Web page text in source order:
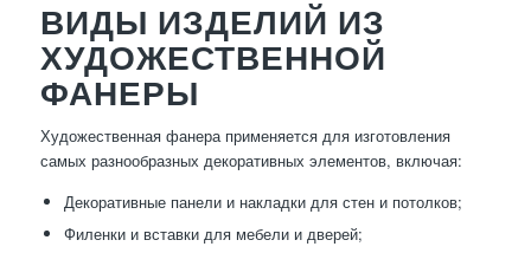
ВИДЫ ИЗДЕЛИЙ ИЗ
ХУДОЖЕСТВЕННОЙ
ФАНЕРЫ
Художественная фанера применяется для изготовления
самых разнообразных декоративных элементов, включая:
Декоративные панели и накладки для стен и потолков;
Филенки и вставки для мебели и дверей;